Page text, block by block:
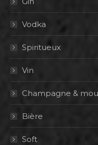
Vodka
Spiritueux
Vin
Champagne &
Bière
Soft